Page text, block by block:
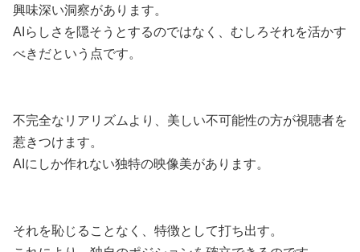
興味深い洞察があります。
AIらしさを隠そうとするのではなく、むしろそれを活かす
べきだという点です。
不完全なリアリズムより、美しい不可能性の方が視聴者を
惹きつけます。
AIにしか作れない独特の映像美があります。
それを恥じることなく、特徴として打ち出す。